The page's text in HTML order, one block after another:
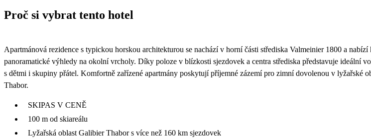
Proč si vybrat tento hotel
Apartmánová rezidence s typickou horskou architekturou se nachází v horní části střediska Valmeinier 1800 a nabízí
panoramatické výhledy na okolní vrcholy. Díky poloze v blízkosti sjezdovek a centra střediska představuje ideální
s dětmi i skupiny přátel. Komfortně zařízené apartmány poskytují příjemné zázemí pro zimní dovolenou v lyžařské
Thabor.
SKIPAS V CENĚ
100 m od skiareálu
Lyžařská oblast Galibier Thabor s více než 160 km sjezdovek